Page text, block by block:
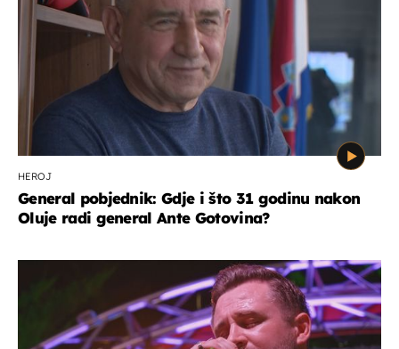
HEROJ
General pobjednik: Gdje i što 31 godinu nakon
Oluje radi general Ante Gotovina?